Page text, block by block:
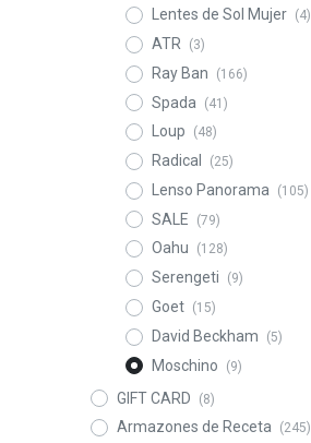
Lentes de Sol Mujer (4)
ATR (3)
Ray Ban (166)
Spada (41)
Loup (48)
Radical (25)
Lenso Panorama (105)
SALE (79)
Oahu (128)
Serengeti (9)
Goet (15)
David Beckham (5)
Moschino (9)
GIFT CARD (8)
Armazones de Receta (245)